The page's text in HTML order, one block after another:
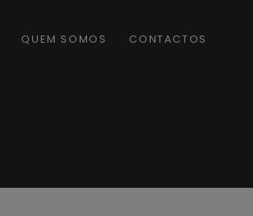
QUEM SOMOS CONTACTOS